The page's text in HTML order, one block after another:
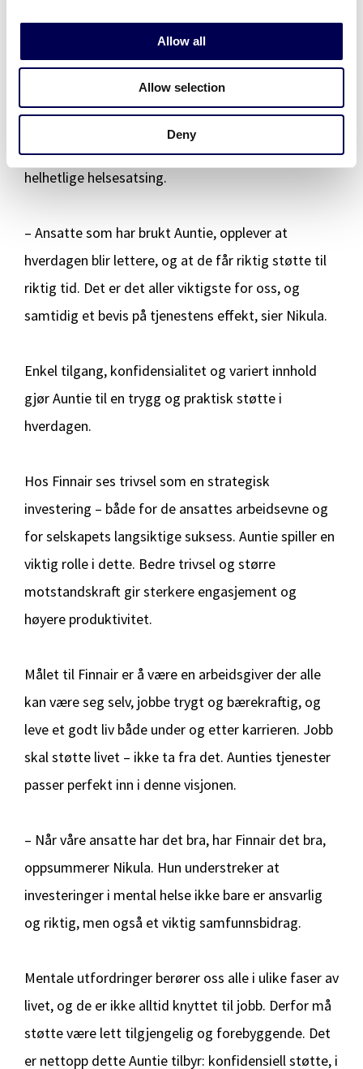
Allow all
Allow selection
Deny
Finnair følger systematisk med på de ansattes
trivsel, og Auntie dukker også opp i
medarbeiderundersøkelser. Tilbakemeldingene er
entydig positive. Dette viser at lavterskelstøtte blir
verdsatt som en naturlig del av selskapets
helhetlige helsesatsing.
– Ansatte som har brukt Auntie, opplever at
hverdagen blir lettere, og at de får riktig støtte til
riktig tid. Det er det aller viktigste for oss, og
samtidig et bevis på tjenestens effekt, sier Nikula.
Enkel tilgang, konfidensialitet og variert innhold
gjør Auntie til en trygg og praktisk støtte i
hverdagen.
Hos Finnair ses trivsel som en strategisk
investering – både for de ansattes arbeidsevne og
for selskapets langsiktige suksess. Auntie spiller en
viktig rolle i dette. Bedre trivsel og større
motstandskraft gir sterkere engasjement og
høyere produktivitet.
Målet til Finnair er å være en arbeidsgiver der alle
kan være seg selv, jobbe trygt og bærekraftig, og
leve et godt liv både under og etter karrieren. Jobb
skal støtte livet – ikke ta fra det. Aunties tjenester
passer perfekt inn i denne visjonen.
– Når våre ansatte har det bra, har Finnair det bra,
oppsummerer Nikula. Hun understreker at
investeringer i mental helse ikke bare er ansvarlig
og riktig, men også et viktig samfunnsbidrag.
Mentale utfordringer berører oss alle i ulike faser av
livet, og de er ikke alltid knyttet til jobb. Derfor må
støtte være lett tilgjengelig og forebyggende. Det
er nettopp dette Auntie tilbyr: konfidensiell støtte, i